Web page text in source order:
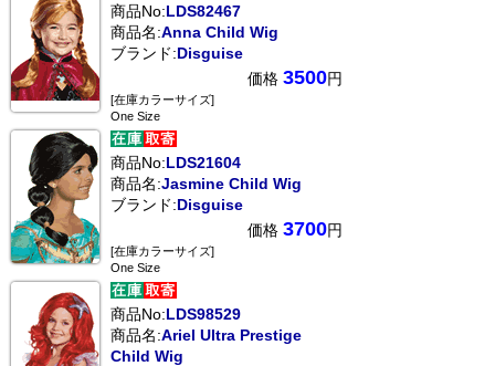
商品No:LDS82467
商品名:Anna Child Wig
ブランド:Disguise
価格 3500円
[在庫カラーサイズ]
One Size
商品No:LDS21604
商品名:Jasmine Child Wig
ブランド:Disguise
価格 3700円
[在庫カラーサイズ]
One Size
商品No:LDS98529
商品名:Ariel Ultra Prestige
Child Wig